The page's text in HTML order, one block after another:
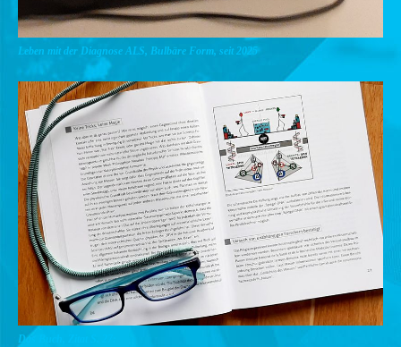
Leben mit der Diagnose ALS, Bulbäre Form, seit 2025
Das Buch, Zitat S. 27: